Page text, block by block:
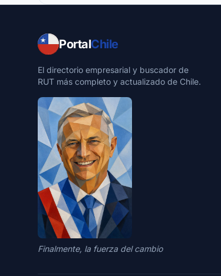
PortalChile
El directorio empresarial y buscador de
RUT más completo y actualizado de Chile.
Finalmente, la fuerza del cambio